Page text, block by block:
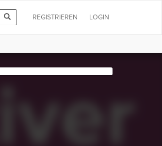
LOGIN
REGISTRIEREN